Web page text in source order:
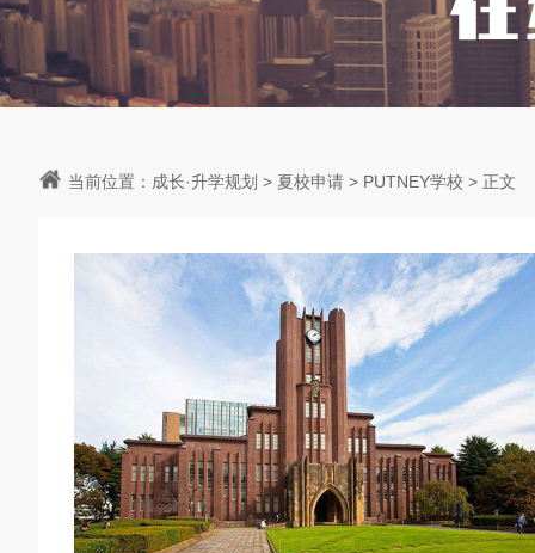
当前位置： 成长·升学规划 > 夏校申请> PUTNEY学校 > 正文